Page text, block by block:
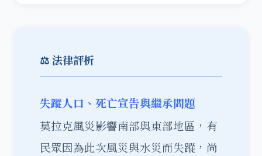
⚖️ 法律評析
失蹤人口、死亡宣告與繼承問題
莫拉克風災影響南部與東部地區，有
民眾因為此次風災與水災而失蹤，尚